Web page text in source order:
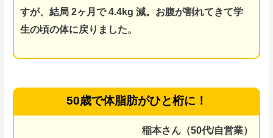
すが、結局 2ヶ月で 4.4kg 減。 お腹が割れてきて学
生の頃の体に戻りました。
50歳で体脂肪がひと桁に！
稲本さん（50代/自営業）